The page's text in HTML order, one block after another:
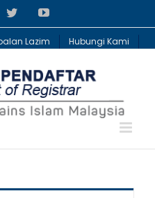
TwitterYouTube
Lazim Hubungi Kami